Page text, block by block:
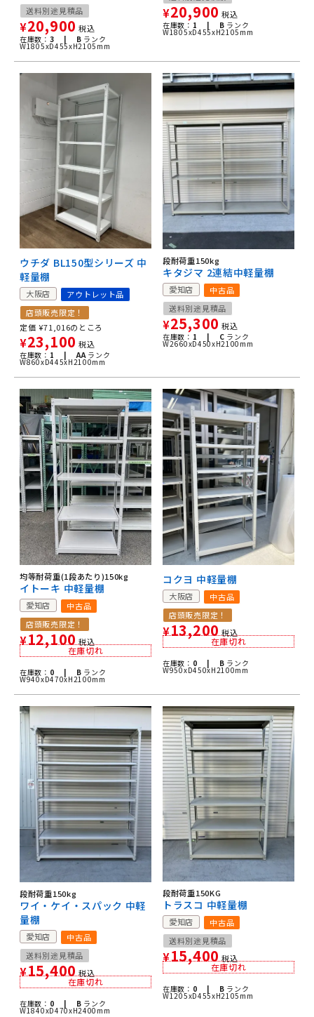
送料別途見積品
¥20,900 税込
在庫数： 3 | B ランク
W1805xD455xH2105mm
¥20,900 税込
在庫数： 1 | B ランク
W1805xD455xH2105mm
ウチダ BL150型シリーズ 中
軽量棚
大阪店
アウトレット品
店頭販売限定！
定価 ¥71,016のところ
¥23,100 税込
在庫数： 1 | AAランク
W860xD445xH2100mm
段耐荷重150kg
キタジマ 2連結中軽量棚
愛知店
中古品
送料別途見積品
¥25,300 税込
在庫数： 1 | C ランク
W2660xD450xH2100mm
均等耐荷重(1段あたり)150kg
イトーキ 中軽量棚
愛知店
中古品
店頭販売限定！
¥12,100 税込
在庫切れ
在庫数： 0 | B ランク
W940xD470xH2100mm
コクヨ 中軽量棚
大阪店
中古品
店頭販売限定！
¥13,200 税込
在庫切れ
在庫数： 0 | B ランク
W950xD450xH2100mm
段耐荷重150kg
ワイ・ケイ・スパック 中軽
量棚
愛知店
中古品
送料別途見積品
¥15,400 税込
在庫切れ
在庫数： 0 | B ランク
W1840xD470xH2400mm
段耐荷重150KG
トラスコ 中軽量棚
愛知店
中古品
送料別途見積品
¥15,400 税込
在庫切れ
在庫数： 0 | B ランク
W1205xD455xH2105mm